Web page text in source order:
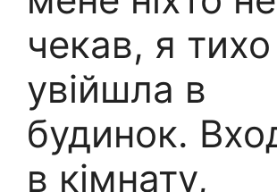
чекав, я тихо
увійшла в
будинок.
в кімнату,